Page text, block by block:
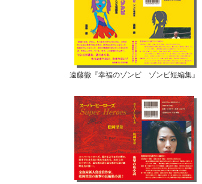
遠藤徹『幸福のゾンビ ゾンビ短編集』